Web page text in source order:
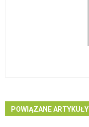
POWIĄZANE ARTYKUŁY